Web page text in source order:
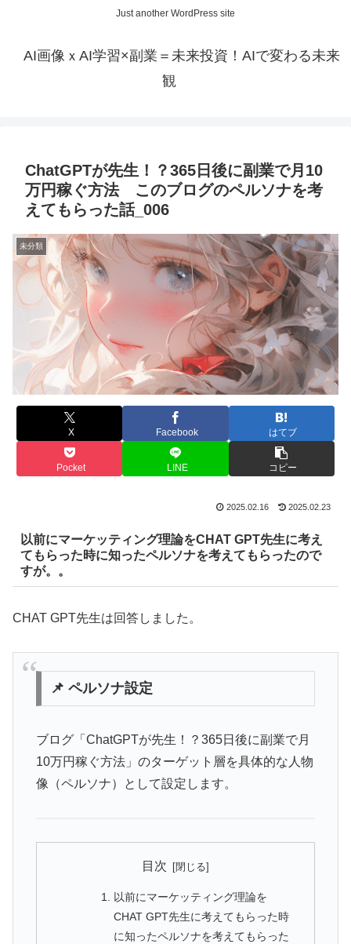
Just another WordPress site
AI画像ｘAI学習×副業＝未来投資！AIで変わる未来
観
ChatGPTが先生！？365日後に副業で月10
万円稼ぐ方法 このブログのペルソナを考
えてもらった話_006
未分類
X Facebook はてブ
Pocket LINE コピー
2025.02.16 2025.02.23
以前にマーケッティング理論をCHAT GPT先生に考え
てもらった時に知ったペルソナを考えてもらったので
すが。。
CHAT GPT先生は回答しました。
📌 ペルソナ設定
ブログ「ChatGPTが先生！？365日後に副業で月
10万円稼ぐ方法」のターゲット層を具体的な人物
像（ペルソナ）として設定します。
目次
以前にマーケッティング理論を
CHAT GPT先生に考えてもらった時
に知ったペルソナを考えてもらった